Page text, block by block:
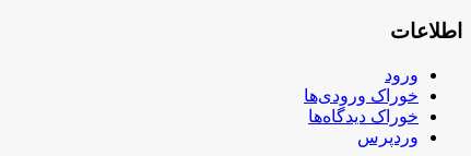
اطلاعات
ورود
خوراک ورودی‌ها
خوراک دیدگاه‌ها
وردپرس